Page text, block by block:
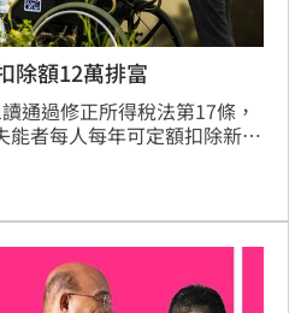
除額12萬排富
通過修正所得稅法第17條，
能者每人每年可定額扣除新台
惠。